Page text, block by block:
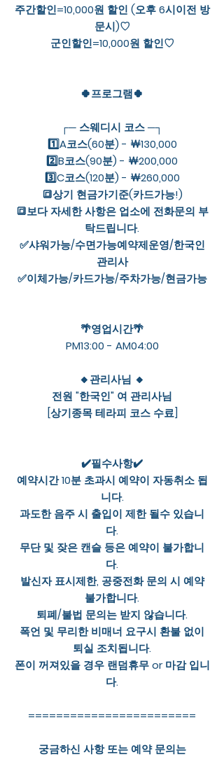
주간할인=10,000원 할인 (오후 6시이전 방
문시)♡
군인할인=10,000원 할인♡
🍀프로그램🍀
┌─ 스웨디시 코스 ─┐
1️⃣A코스(60분) - ￦130,000
2️⃣B코스(90분) - ￦200,000
3️⃣C코스(120분) - ￦260,000
🔳상기 현금가기준(카드가능!)
🔳보다 자세한 사항은 업소에 전화문의 부
탁드립니다.
✅샤워가능/수면가능예약제운영/한국인
관리사
✅이체가능/카드가능/주차가능/현금가능
🌴영업시간🌴
PM13:00 - AM04:00
🔸관리사님 🔸
전원 "한국인" 여 관리사님
[상기종목 테라피 코스 수료]
✔️필수사항✔️
예약시간 10분 초과시 예약이 자동취소 됩
니다.
과도한 음주 시 출입이 제한 될수 있습니
다.
무단 및 잦은 캔슬 등은 예약이 불가합니
다.
발신자 표시제한, 공중전화 문의 시 예약
불가합니다.
퇴폐/불법 문의는 받지 않습니다.
폭언 및 무리한 비매너 요구시 환불 없이
퇴실 조치됩니다.
폰이 꺼져있을 경우 랜덤휴무 or 마감 입니
다.
========================
궁금하신 사항 또는 예약 문의는